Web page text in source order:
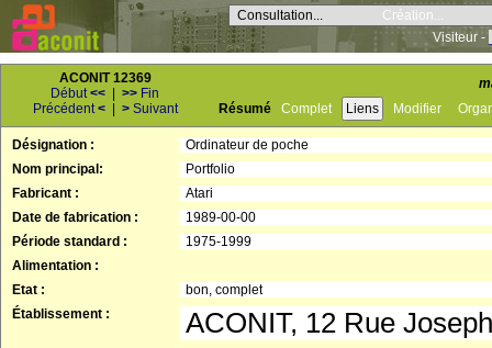
Consultation...
Création...
Visiteur -
ACONIT 12369
Début<< >> Fin
Précédent< > Suivant
Résumé
Complet Liens Modifier
Désignation :
Ordinateur de poche
Nom principal:
Portfolio
Fabricant :
Atari
Date de fabrication :
1989-00-00
Période standard :
1975-1999
Alimentation :
Etat :
bon, complet
Établissement :
ACONIT, 12 Rue